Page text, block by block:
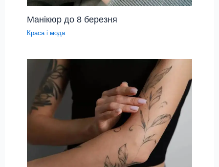
Манікюр до 8 березня
Краса і мода